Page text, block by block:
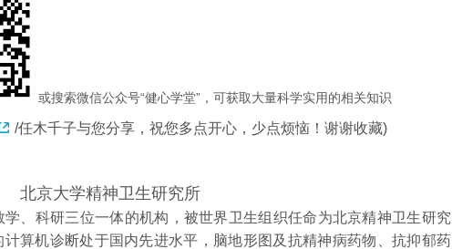
或搜索微信公众号“健心学堂”，可获取大量科学实用的相关知识
/任木千子与您分享， 祝您多点开心，少点烦恼！谢谢收藏)
北京大学精神卫生研究所
、科研三位一体的机构，被世界卫生组织任命为北京精神卫生研究
算机诊断处于国内先进水平，脑地形图及抗精神病药物、抗抑郁药